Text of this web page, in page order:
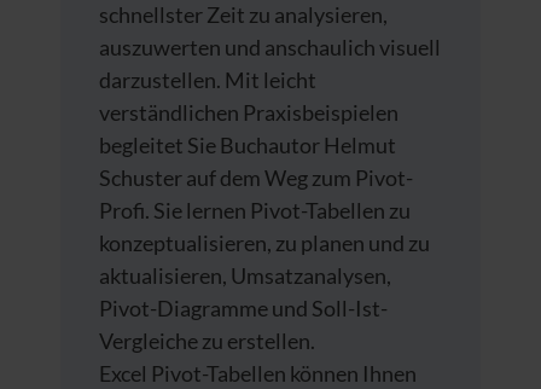
schnellster Zeit zu analysieren,
auszuwerten und anschaulich visuell
darzustellen. Mit leicht
verständlichen Praxisbeispielen
begleitet Sie Buchautor Helmut
Schuster auf dem Weg zum Pivot-
Profi. Sie lernen Pivot-Tabellen zu
konzeptualisieren, zu planen und zu
aktualisieren, Umsatzanalysen,
Pivot-Diagramme und Soll-Ist-
Vergleiche zu erstellen.
Excel Pivot-Tabellen können Ihnen